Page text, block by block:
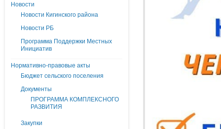
Новости
Новости Кигинского района
Новости РБ
Программа Поддержки Местных
Инициатив
Нормативно-правовые акты
Бюджет сельского поселения
Документы
ПРОГРАММА КОМПЛЕКСНОГО
РАЗВИТИЯ
Закупки